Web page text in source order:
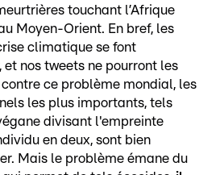
touchant l’Afrique
Moyen-Orient. En bref, les
climatique se font
nos tweets ne pourront les
ce problème mondial, les
les plus importants, tels
divisant l'empreinte
en deux, sont bien
Mais le problème émane du